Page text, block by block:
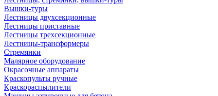
Вышки-туры
Лестницы двухсекционные
Лестницы приставные
Лестницы трехсекционные
Лестницы-трансформеры
Стремянки
Малярное оборудование
Окрасочные аппараты
Краскопульты ручные
Краскораспылители